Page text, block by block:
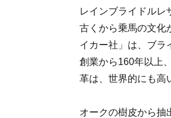
レインブライドルレ
古くから乗馬の文化
イカー社」は、ブラ
創業から160年以上
革は、世界的にも高
オークの樹皮から抽